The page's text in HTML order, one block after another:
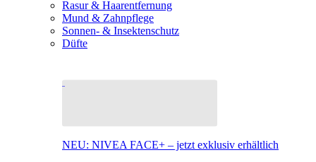
Rasur & Haarentfernung
Mund & Zahnpflege
Sonnen- & Insektenschutz
Düfte
NEU: NIVEA FACE+ – jetzt exklusiv erhältlich